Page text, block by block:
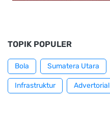
TOPIK POPULER
Bola Sumatera Utara
Infrastruktur Advertorial